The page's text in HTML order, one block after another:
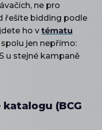
ne pro
řešíte bidding podle
ho v tématu
spolu jen nepřímo:
u stejné kampaně
(BCG